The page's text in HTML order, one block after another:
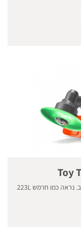
צעצוע עם צליל של חרמש, נורת LED וראש מסתובב. נראה כמו חרמש 223L